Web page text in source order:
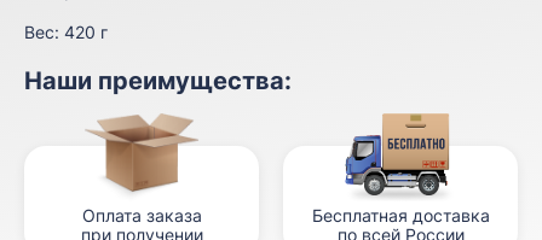
Вес: 420 г
Наши преимущества:
Оплата заказа
при получении
Бесплатная доставка
по всей России